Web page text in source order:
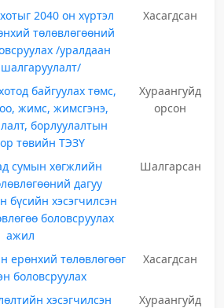
2040 он хүртэл
төлөвлөгөөний
/уралдаан
Хасагдсан
байгуулах төмс,
жимс, жимсгэнэ,
борлуулалтын
төвийн ТЭЗҮ
Хураангуйд
орсон
сумын хөгжлийн
дагуу
бүсийн хэсэгчилсэн
боловсруулах
ажил
Шалгарсан
ерөнхий төлөвлөгөөг
боловсруулах
Хасагдсан
хэсэгчилсэн
Хураангуйд